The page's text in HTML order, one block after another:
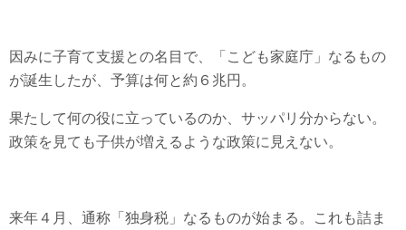
因みに子育て支援との名目で、「こども家庭庁」なるもの
が誕生したが、予算は何と約６兆円。
果たして何の役に立っているのか、サッパリ分からない。
政策を見ても子供が増えるような政策に見えない。
来年４月、通称「独身税」なるものが始まる。これも詰ま